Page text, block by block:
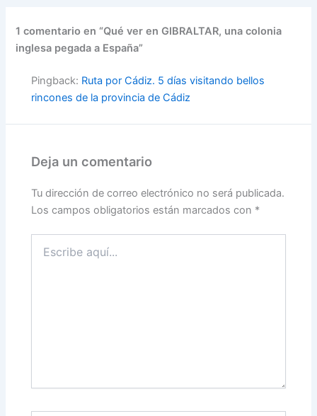
1 comentario en “Qué ver en GIBRALTAR, una colonia
inglesa pegada a España”
Pingback: Ruta por Cádiz. 5 días visitando bellos
rincones de la provincia de Cádiz
Deja un comentario
Tu dirección de correo electrónico no será publicada.
Los campos obligatorios están marcados con *
aquí...